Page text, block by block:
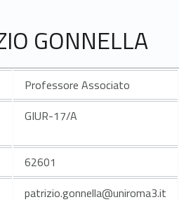
GONNELLA
Professore Associato
GIUR-17/A
62601
patrizio.gonnella@uniroma3.it